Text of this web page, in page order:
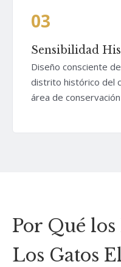
03
Sensibilidad
Diseño consciente
distrito histórico del
área de
Por Qué
Los Gatos